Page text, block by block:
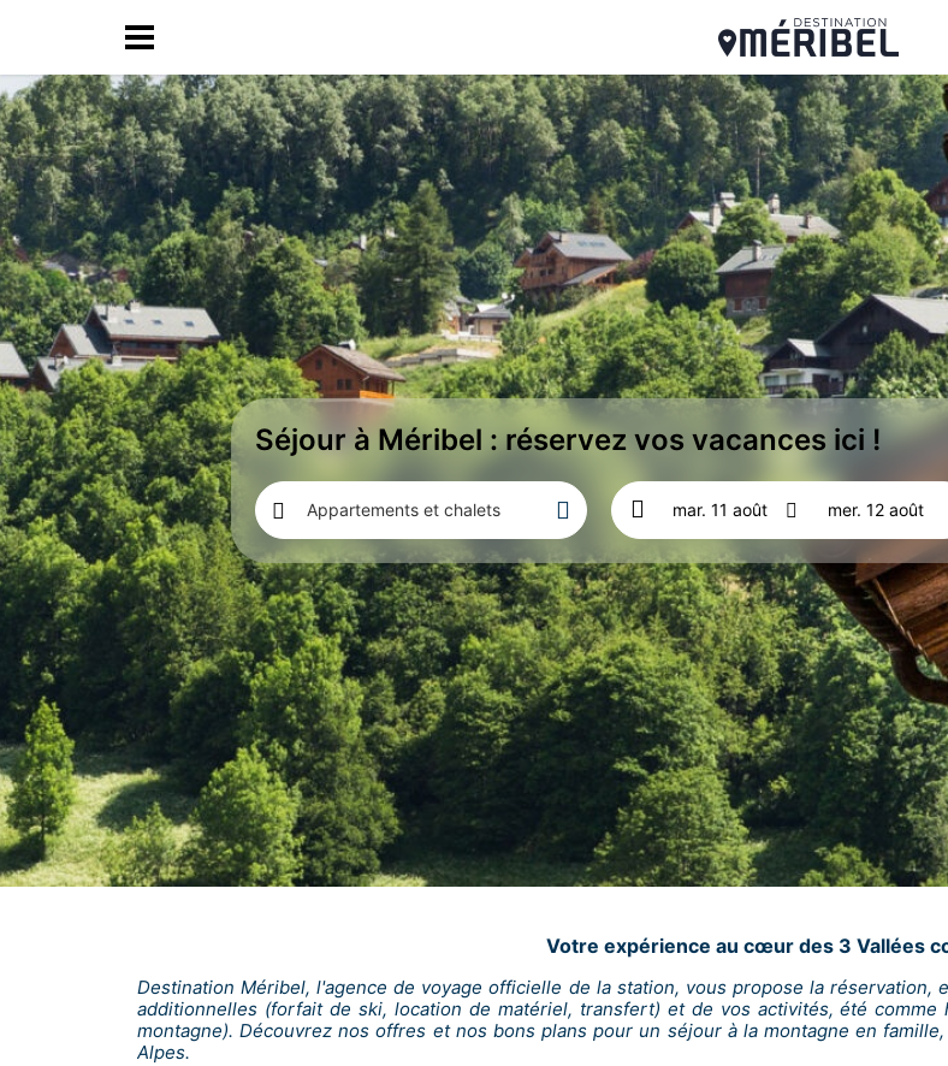
Séjour à Méribel : réservez vos vacances ici !
Appartements et chalets
Votre expérience au cœur des 3 Vallées
Destination Méribel, l'agence de voyage officielle de la station, vous propose la
additionnelles (forfait de ski, location de matériel, transfert) et de vos activités, été
montagne). Découvrez nos offres et nos bons plans pour un séjour à la montagne en
Alpes.